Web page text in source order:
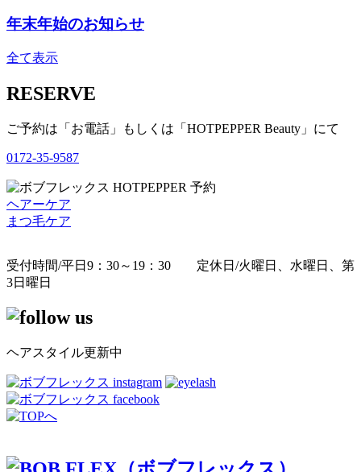
年末年始のお知らせ
全て表示
RESERVE
ご予約は「お電話」もしくは「HOTPEPPER Beauty」にて
0172-35-9587
ヘアーケア
まつ毛ケア
受付時間/平日9：30～19：30 定休日/火曜日、水曜日、第
3日曜日
ヘアスタイル更新中